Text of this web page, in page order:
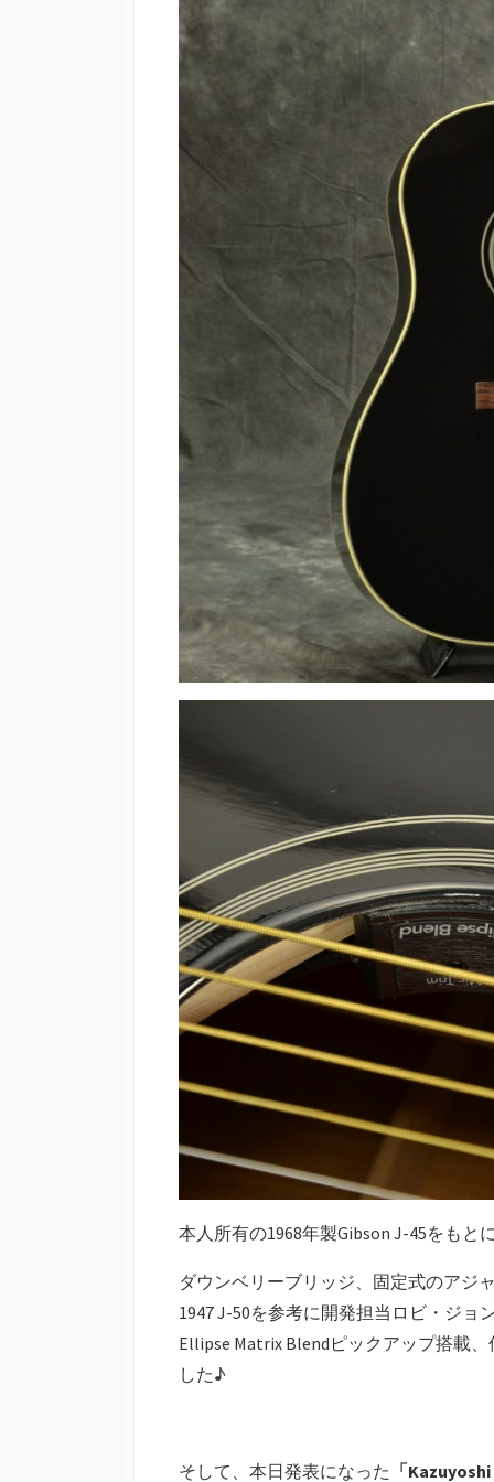
本人所有の1968年製Gibson J-45をも
ダウンベリーブリッジ、固定式のアジ
1947 J-50を参考に開発担当ロビ・ジョ
Ellipse Matrix Blendピックアップ搭載
した♪
そして、本日発表になった 「